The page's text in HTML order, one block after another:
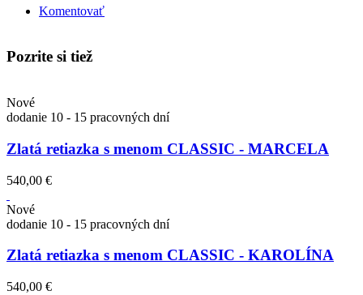
Komentovať
Pozrite si tiež
Nové
dodanie 10 - 15 pracovných dní
Zlatá retiazka s menom CLASSIC - MARCELA
540,00 €
Nové
dodanie 10 - 15 pracovných dní
Zlatá retiazka s menom CLASSIC - KAROLÍNA
540,00 €